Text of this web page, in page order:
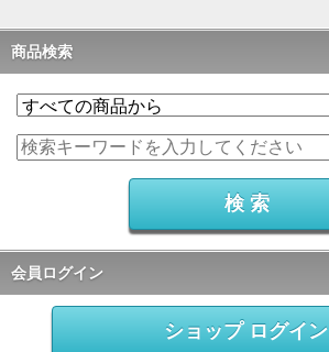
商品検索
会員ログイン
ショップ ログイン